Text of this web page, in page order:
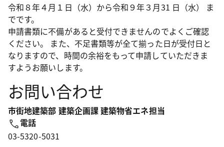
令和８年４月１日（水）から令和９年３月31 日（水） ま
でです。
申請書類に不備があると受付できませんのでよくご確認
ください。 また、不足書類等が全て揃った日が受付日と
なりますので、時間の余裕をもって申請していただきま
すようお願いします。
お問い合わせ
市街地建築部 建築企画課 建築物省エネ担当
電話
03-5320-5031